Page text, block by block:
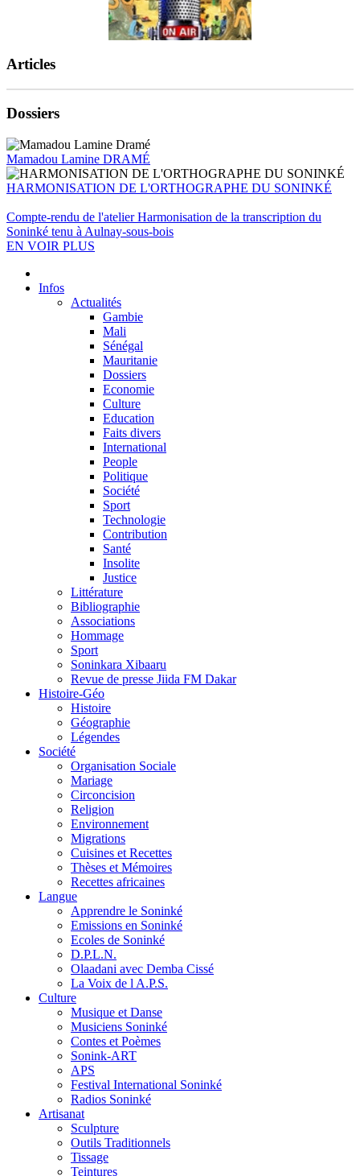
Articles
Dossiers
Mamadou Lamine DRAMÉ
HARMONISATION DE L'ORTHOGRAPHE DU SONINKÉ
Compte-rendu de l'atelier Harmonisation de la transcription du
Soninké tenu à Aulnay-sous-bois
EN VOIR PLUS
Infos
Actualités
Gambie
Mali
Sénégal
Mauritanie
Dossiers
Economie
Culture
Education
Faits divers
International
People
Politique
Société
Sport
Technologie
Contribution
Santé
Insolite
Justice
Littérature
Bibliographie
Associations
Hommage
Sport
Soninkara Xibaaru
Revue de presse Jiida FM Dakar
Histoire-Géo
Histoire
Géographie
Légendes
Société
Organisation Sociale
Mariage
Circoncision
Religion
Environnement
Migrations
Cuisines et Recettes
Thèses et Mémoires
Recettes africaines
Langue
Apprendre le Soninké
Emissions en Soninké
Ecoles de Soninké
D.P.L.N.
Olaadani avec Demba Cissé
La Voix de l A.P.S.
Culture
Musique et Danse
Musiciens Soninké
Contes et Poèmes
Sonink-ART
APS
Festival International Soninké
Radios Soninké
Artisanat
Sculpture
Outils Traditionnels
Tissage
Teintures